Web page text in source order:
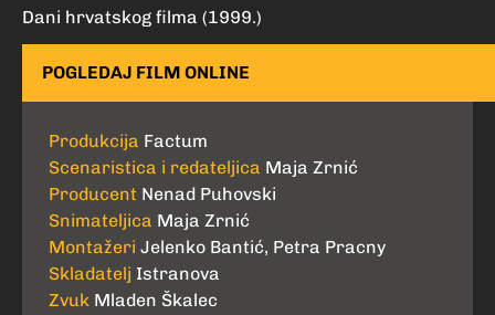
Dani hrvatskog filma (1999.)
POGLEDAJ FILM ONLINE
Produkcija Factum
Scenaristica i redateljica Maja Zrnić
Producent Nenad Puhovski
Snimateljica Maja Zrnić
Montažeri Jelenko Bantić, Petra Pracny
Skladatelj Istranova
Zvuk Mladen Škalec